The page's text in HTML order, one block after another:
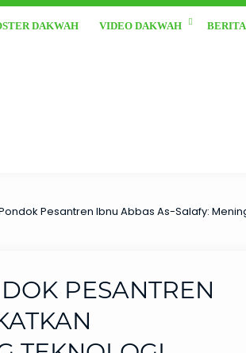
DAKWAH VIDEO DAKWAH BERITA
Pesantren Ibnu Abbas As-Salafy:
PESANTREN